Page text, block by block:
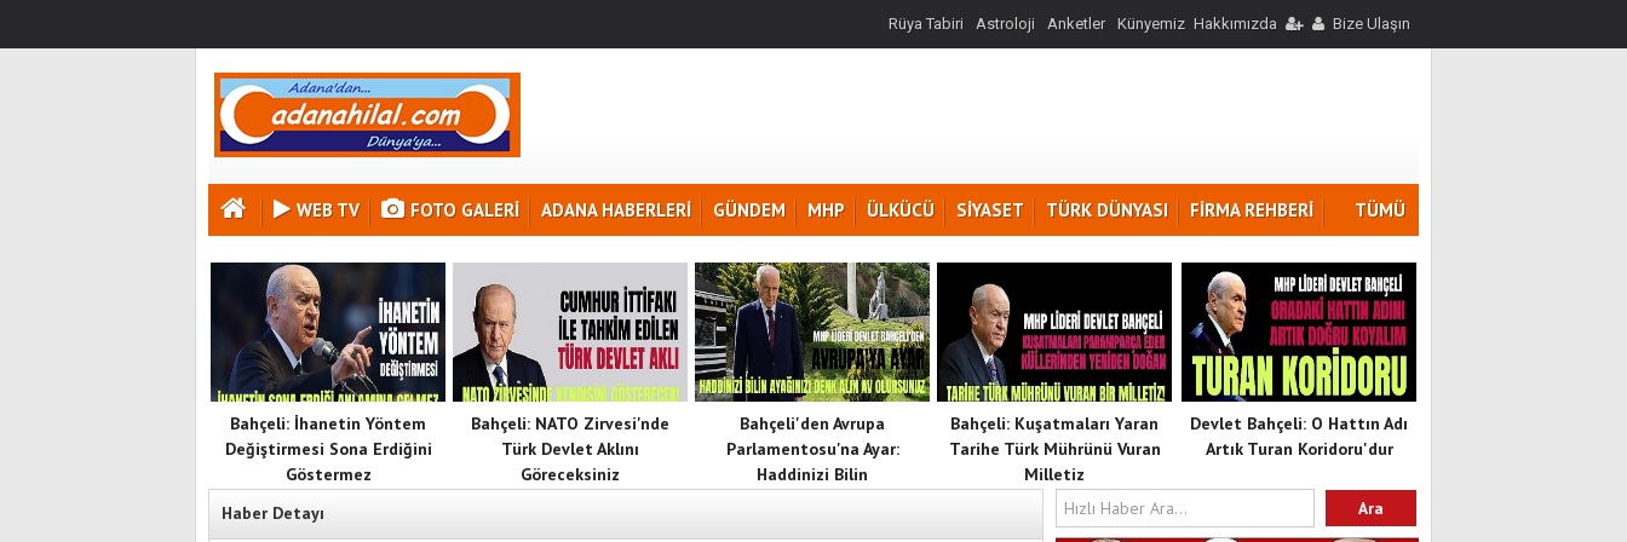
Rüya Tabiri Astroloji Anketler Künyemiz Hakkımızda Bize Ulaşın
WEB TV FOTO GALERI ADANA HABERLERİ GÜNDEM MHP ÜLKÜCÜ SİYASET TÜRK DÜNYASI FİRMA REHBERİ TÜMÜ
Bahçeli: İhanetin Yöntem
Değiştirmesi Sona Erdiğini
Göstermez
Bahçeli: NATO Zirvesi'nde
Türk Devlet Aklını
Göreceksiniz
Bahçeli'den Avrupa
Parlamentosu'na Ayar:
Haddinizi Bilin
Devlet Bahçeli: O Hattın Adı
Artık Turan Koridoru'dur
Bahçeli: Kuşatmaları Yaran
Tarihe Türk Mührünü Vuran
Milletiz
Haber Detayı